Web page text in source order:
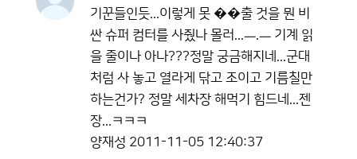
기꾼들인듯...이렇게 못 ��출 것을 뭔 비
싼 슈퍼 컴터를 사줬나 몰러...ㅡ.ㅡ 기계 읽
을 줄이나 아나???정말 궁금해지네...군대
처럼 사 놓고 열라게 닦고 조이고 기름칠만
하는건가? 정말 세차장 해먹기 힘드네...젠
장...ㅋㅋㅋ
양재성 2011-11-05 12:40:37